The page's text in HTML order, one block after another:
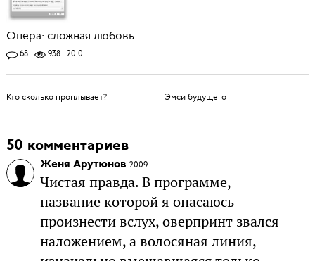
Опера: сложная любовь
68 938 2010
Кто сколько проплывает? Эмси будущего
50 комментариев
Женя Арутюнов 2009
Чистая правда. В программе,
название которой я опасаюсь
произнести вслух, оверпринт звался
наложением, а волосяная линия,